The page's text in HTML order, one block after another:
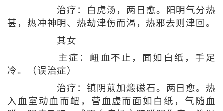
治疗：白虎汤，两日愈。阳明气分热
甚，热冲神明、热劫津伤而渴，热邪去则津回。
其女
主症：衄血不止，面如白纸，手足
冷。（误治症）
治疗：镇阴煎加煅磁石。两日愈。热
入血室动血而衄，营血虚而面如白纸，气随血